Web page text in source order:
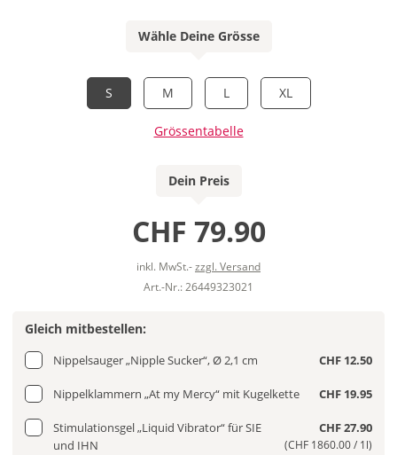
Wähle Deine Grösse
S M L XL
Grössentabelle
Dein Preis
CHF 79.90
inkl. MwSt.-zzgl. Versand
Art.-Nr.: 26449323021
Gleich mitbestellen:
Nippelsauger „Nipple Sucker“, Ø 2,1 cm CHF 12.50
Nippelklammern „At my Mercy“ mit Kugelkette CHF 19.95
Stimulationsgel „Liquid Vibrator“ für SIE
und IHN
CHF 27.90
(CHF 1860.00 / 1l)